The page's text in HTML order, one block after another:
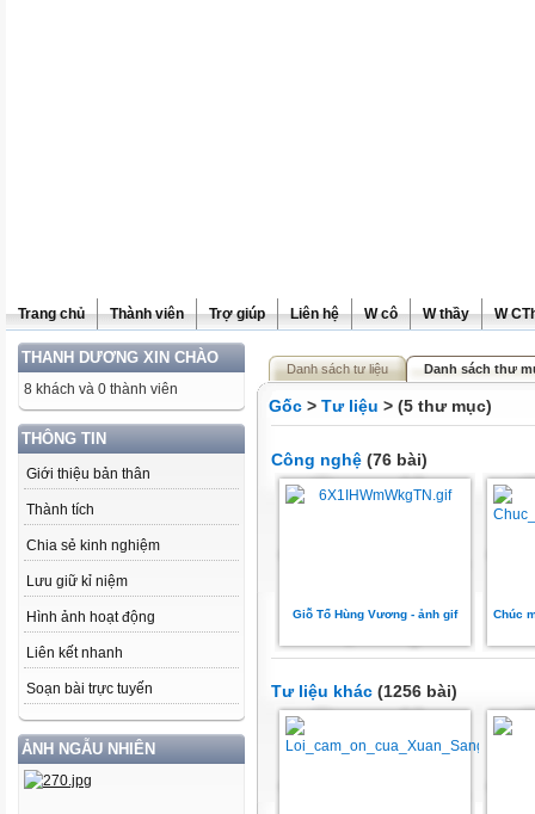
Trang chủ Thành viên Trợ giúp Liên hệ W cô W thầy W
THANH DƯƠNG XIN CHÀO
8 khách và 0 thành viên
THÔNG TIN
Giới thiệu bản thân
Thành tích
Chia sẻ kinh nghiệm
Lưu giữ kỉ niệm
Hình ảnh hoạt động
Liên kết nhanh
Soạn bài trực tuyến
ẢNH NGẪU NHIÊN
Danh sách tư liệu Danh sách thư
Gốc > Tư liệu > (5 thư mục)
Công nghệ (76 bài)
Giỗ Tổ Hùng Vương - ảnh gif Chúc
Tư liệu khác (1256 bài)